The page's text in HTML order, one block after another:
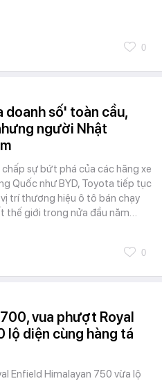
0
doanh số' toàn cầu,
người Nhật
sự bứt phá của các hãng xe
Quốc như BYD, Toyota tiếp tục
trí thương hiệu ô tô bán chạy
thế giới trong nửa đầu năm…
0
vua phượt Royal
lộ diện cùng hàng tá
Enfield Himalayan 750 vừa lộ